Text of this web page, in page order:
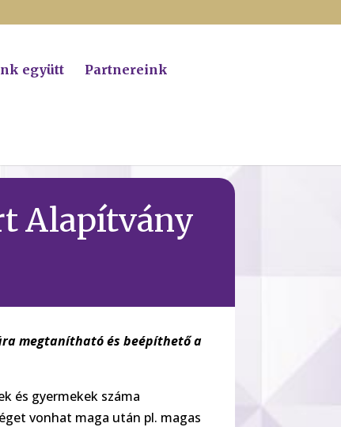
együtt Partnereink
Alapítvány
megtanítható és beépíthető a
és gyermekek száma
vonhat maga után pl. magas